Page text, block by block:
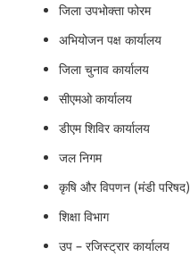
जिला उपभोक्ता फोरम
अभियोजन पक्ष कार्यालय
जिला चुनाव कार्यालय
सीएमओ कार्यालय
डीएम शिविर कार्यालय
जल निगम
कृषि और विपणन (मंडी परिषद)
शिक्षा विभाग
उप – रजिस्ट्रार कार्यालय